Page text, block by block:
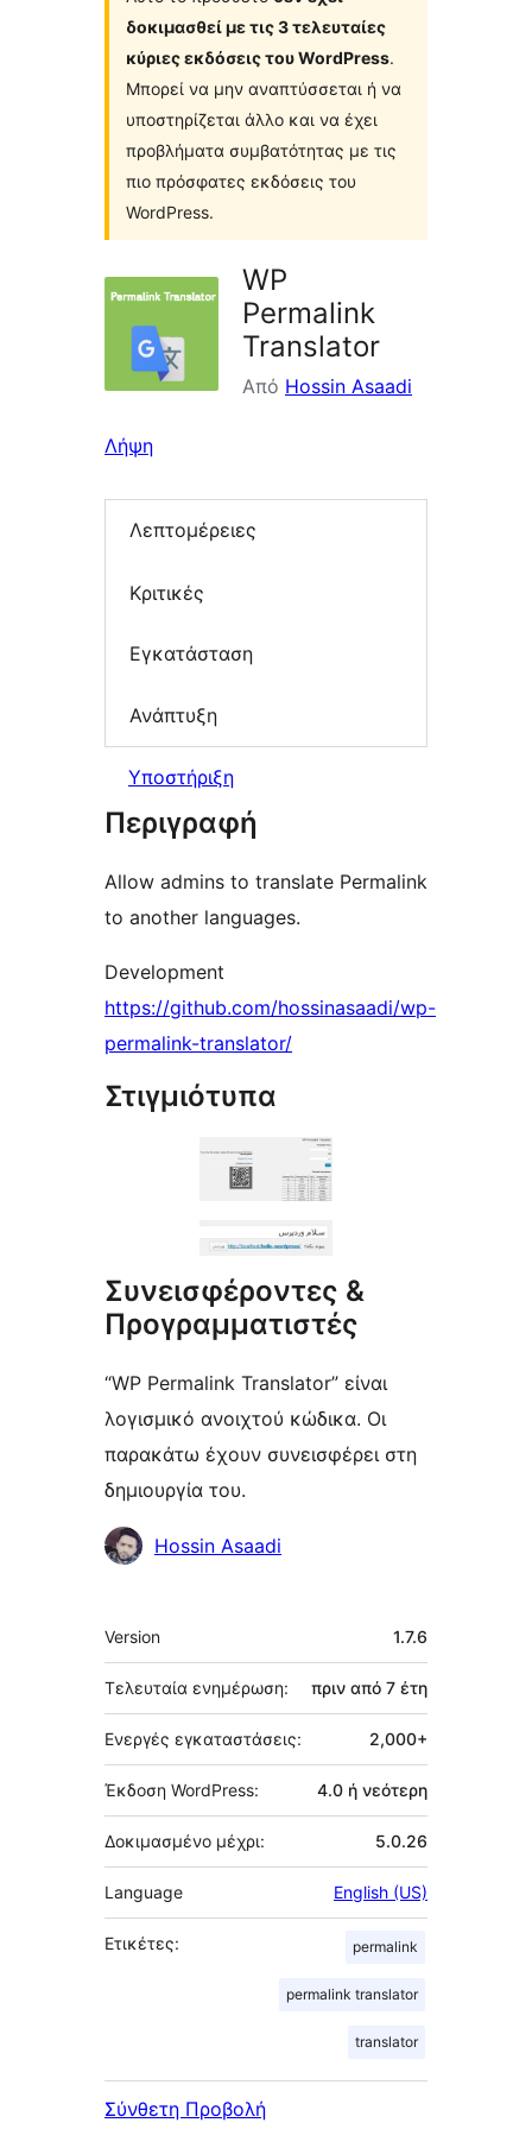
δοκιμασθεί με τις 3 τελευταίες
κύριες εκδόσεις του WordPress.
Μπορεί να μην αναπτύσσεται ή να
υποστηρίζεται άλλο και να έχει
προβλήματα συμβατότητας με τις
πιο πρόσφατες εκδόσεις του
WordPress.
WP
Permalink
Translator
Από Hossin Asaadi
Λήψη
Λεπτομέρειες
Κριτικές
Εγκατάσταση
Ανάπτυξη
Υποστήριξη
Περιγραφή
Allow admins to translate Permalink
to another languages.
Development
https://github.com/hossinasaadi/wp-
permalink-translator/
Στιγμιότυπα
Συνεισφέροντες &
Προγραμματιστές
“WP Permalink Translator” είναι
λογισμικό ανοιχτού κώδικα. Οι
παρακάτω έχουν συνεισφέρει στη
δημιουργία του.
Συντελεστές
Hossin Asaadi
Μεταστοιχεία
Version 1.7.6
Τελευταία ενημέρωση: πριν από 7 έτη
Ενεργές εγκαταστάσεις: 2,000+
Έκδοση WordPress: 4.0 ή νεότερη
Δοκιμασμένο μέχρι: 5.0.26
Language English (US)
Ετικέτες: permalink
permalink translator
translator
Σύνθετη Προβολή